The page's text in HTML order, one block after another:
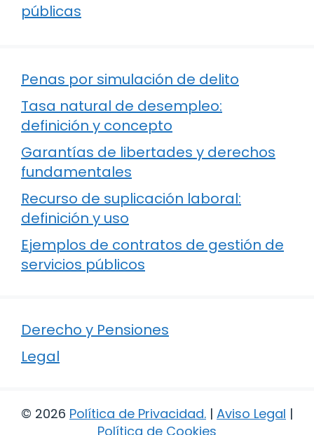
públicas
Penas por simulación de delito
Tasa natural de desempleo:
definición y concepto
Garantías de libertades y derechos
fundamentales
Recurso de suplicación laboral:
definición y uso
Ejemplos de contratos de gestión de
servicios públicos
Derecho y Pensiones
Legal
© 2026 Política de Privacidad. | Aviso Legal |
Política de Cookies